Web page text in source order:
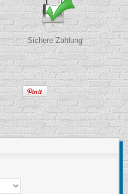
Sichere Zahlung